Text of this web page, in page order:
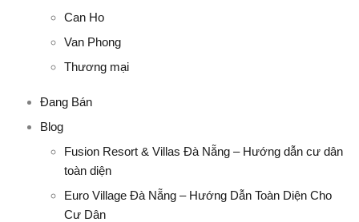
Can Ho
Van Phong
Thương mại
Đang Bán
Blog
Fusion Resort & Villas Đà Nẵng – Hướng dẫn cư dân
toàn diện
Euro Village Đà Nẵng – Hướng Dẫn Toàn Diện Cho
Cư Dân